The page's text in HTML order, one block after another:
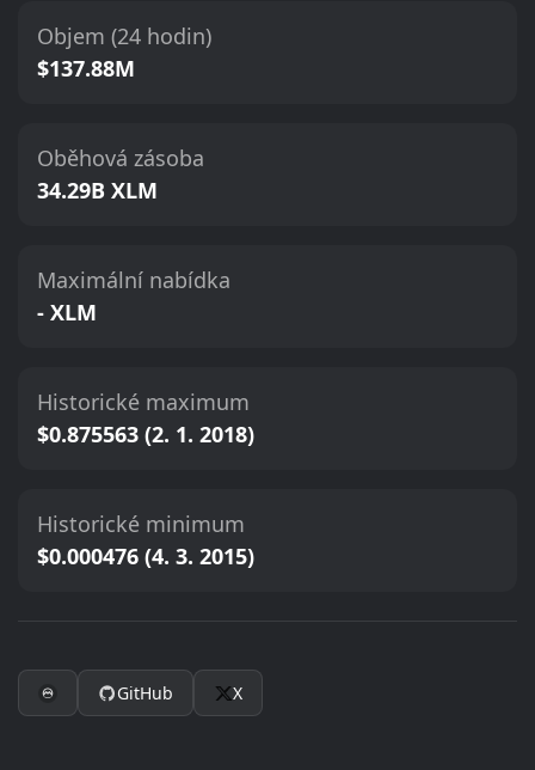
Objem (24 hodin)
$137.88M
Oběhová zásoba
34.29B XLM
Maximální nabídka
- XLM
Historické maximum
$0.875563 (2. 1. 2018)
Historické minimum
$0.000476 (4. 3. 2015)
GitHub X